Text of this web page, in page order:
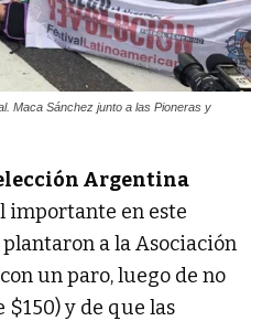
Maca Sánchez junto a las Pioneras y
Argentina
importante en este
plantaron a la Asociación
un paro, luego de no
y de que las